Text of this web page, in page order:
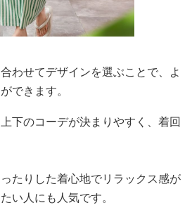
わせてデザインを選ぶことで、よ
できます。
下のコーデが決まりやすく、着回
たりした着心地でリラックス感が
い人にも人気です。